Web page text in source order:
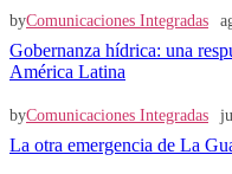
byComunicaciones Integradas
Gobernanza hídrica: una
América Latina
byComunicaciones Integradas
La otra emergencia de La